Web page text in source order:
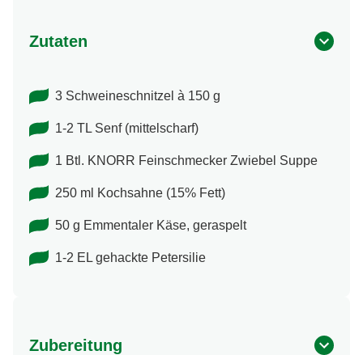
Zutaten
3 Schweineschnitzel à 150 g
1-2 TL Senf (mittelscharf)
1 Btl. KNORR Feinschmecker Zwiebel Suppe
250 ml Kochsahne (15% Fett)
50 g Emmentaler Käse, geraspelt
1-2 EL gehackte Petersilie
Zubereitung